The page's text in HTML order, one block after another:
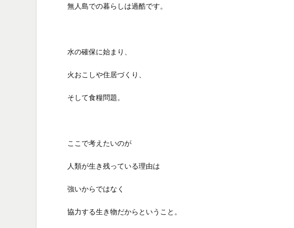
無人島での暮らしは過酷です。
水の確保に始まり、
火おこしや住居づくり、
そして食糧問題。
ここで考えたいのが
人類が生き残っている理由は
強いからではなく
協力する生き物だからということ。